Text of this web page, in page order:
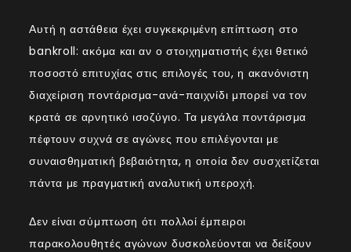
Αυτή η αστάθεια έχει συγκεκριμένη επίπτωση στο
bankroll: ακόμα και αν ο στοιχηματιστής έχει θετικό
ποσοστό επιτυχίας στις επιλογές του, η ακανόνιστη
διαχείριση ποντάρισμα-ανά-παιχνίδι μπορεί να τον
κρατά σε αρνητικό ισοζύγιο. Τα μεγάλα ποντάρισμα
πέφτουν συχνά σε αγώνες που επιλέγονται με
συναισθηματική βεβαιότητα, η οποία δεν συσχετίζεται
πάντα με πραγματική αναλυτική υπεροχή.
Δεν είναι σύμπτωση ότι πολλοί έμπειροι
παρακολουθητές αγώνων δυσκολεύονται να δείξουν